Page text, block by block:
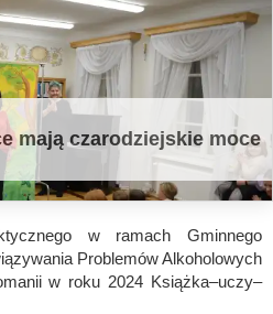
mają czarodziejskie moce
w ramach Gminnego
Problemów Alkoholowych
w roku 2024 Książka–uczy–